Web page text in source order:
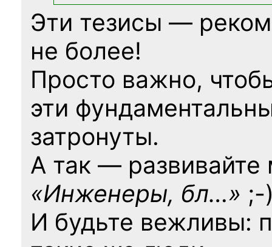
Эти тезисы —
не более!
Просто важно,
эти
затронуты.
А так — развивайте
«Инженеры, бл…» ;-
И будьте вежливы: